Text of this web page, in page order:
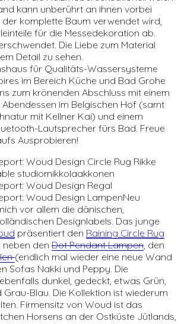
kann unberührt an ihnen vorbei
der komplette Baum verwendet wird,
für die Messedekoration ab.
Die Liebe zum Material
Detail zu sehen.
für Qualitäts-Wassersysteme
im Bereich Küche und Bad Grohe
zum krönenden Abschluss mit einem
Abendessen im Belgischen Hof (samt
mit Kellner Kai) und einem
Lautsprecher fürs Bad. Freue
Ausprobieren!
Neu
vor allem die dänischen,
Designlabels. Das junge
präsentiert den Raining Circle Rug
den Dot Pendant Lampen , den
(endlich mal wieder eine neue Wand
Sofas Nakki und Peppy. Die
dunkel, gedeckt, etwas Grün,
Blau. Die Kollektion ist wiederum
Firmensitz von Woud ist das
Horsens an der Ostküste Jütlands,